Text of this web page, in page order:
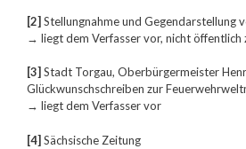
[2] Stellungnahme und Gegendarstellung
→ liegt dem Verfasser vor, nicht öffentlich
[3] Stadt Torgau, Oberbürgermeister
Glückwunschschreiben zur
→ liegt dem Verfasser vor
[4] Sächsische Zeitung